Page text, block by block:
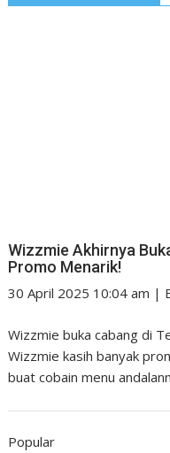
Wizzmie Akhirnya
Promo Menarik!
30 April 2025 10:04 am |
Wizzmie buka cabang di
Wizzmie kasih banyak
buat cobain menu
Popular